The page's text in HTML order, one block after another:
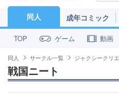
同人 成年コミック
TOP ゲーム 動画
同人 サークル一覧 ジャクシークリ
戦国ニート